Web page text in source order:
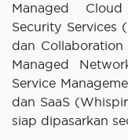
Managed
Security Services
dan Collaboration
Managed
Service
dan SaaS
siap dipasarkan